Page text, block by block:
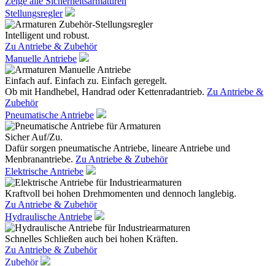
Stellungsregler
Intelligent und robust.
Zu Antriebe & Zubehör
Manuelle Antriebe
Einfach auf. Einfach zu. Einfach geregelt.
Ob mit Handhebel, Handrad oder Kettenradantrieb. Zu Antriebe &
Zubehör
Pneumatische Antriebe
Sicher Auf/Zu.
Dafür sorgen pneumatische Antriebe, lineare Antriebe und
Menbranantriebe. Zu Antriebe & Zubehör
Elektrische Antriebe
Kraftvoll bei hohen Drehmomenten und dennoch langlebig.
Zu Antriebe & Zubehör
Hydraulische Antriebe
Schnelles Schließen auch bei hohen Kräften.
Zu Antriebe & Zubehör
Zubehör